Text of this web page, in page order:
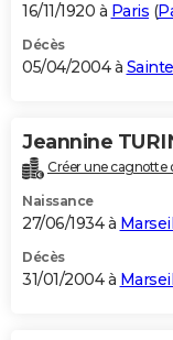
16/11/1920 à Paris (
Décès
05/04/2004 à
Jeannine
Créer une cagnotte
Naissance
27/06/1934 à
Décès
31/01/2004 à